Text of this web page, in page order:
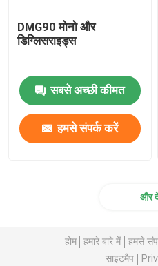
DMG90 मोनो और
डिग्लिसराइड्स
सबसे अच्छी कीमत
हमसे संपर्क करें
और
होम हमारे बारे में हमसे
साइटमैप